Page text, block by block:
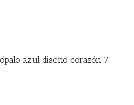
azul diseño corazón 7